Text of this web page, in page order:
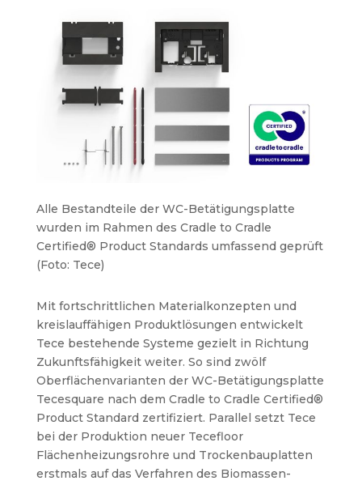
Alle Bestandteile der WC-Betätigungsplatte
wurden im Rahmen des Cradle to Cradle
Certified® Product Standards umfassend geprüft
(Foto: Tece)
Mit fortschrittlichen Materialkonzepten und
kreislauffähigen Produktlösungen entwickelt
Tece bestehende Systeme gezielt in Richtung
Zukunftsfähigkeit weiter. So sind zwölf
Oberflächenvarianten der WC-Betätigungsplatte
Tecesquare nach dem Cradle to Cradle Certified®
Product Standard zertifiziert. Parallel setzt Tece
bei der Produktion neuer Tecefloor
Flächenheizungsrohre und Trockenbauplatten
erstmals auf das Verfahren des Biomassen-